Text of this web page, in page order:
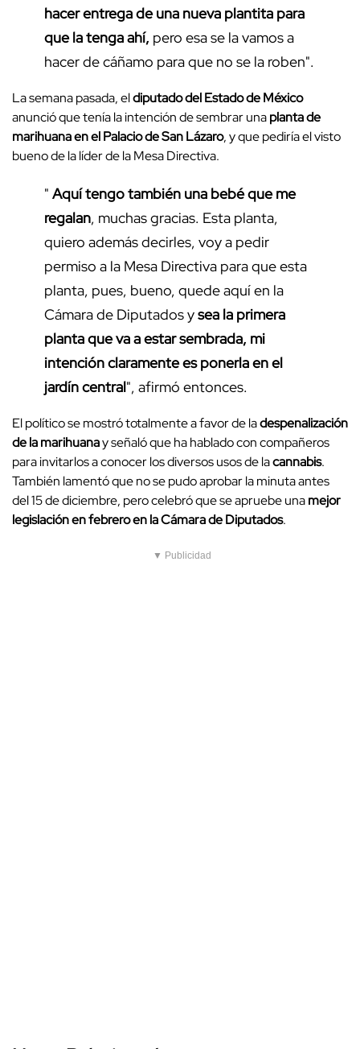
hacer entrega de una nueva plantita para
que la tenga ahí, pero esa se la vamos a
hacer de cáñamo para que no se la roben".
La semana pasada, eldiputado del Estado de México
anunció que tenía la intención de sembrar unaplanta de
marihuana en el Palacio de San Lázaro, y que pediría el visto
bueno de la líder de la Mesa Directiva.
" Aquí tengo también una bebé que me
regalan, muchas gracias. Esta planta,
quiero además decirles, voy a pedir
permiso a la Mesa Directiva para que esta
planta, pues, bueno, quede aquí en la
Cámara de Diputados ysea la primera
planta que va a estar sembrada, mi
intención claramente es ponerla en el
jardín central", afirmó entonces.
El político se mostró totalmente a favor de ladespenalización
de la marihuanay señaló que ha hablado con compañeros
para invitarlos a conocer los diversos usos de lacannabis.
También lamentó que no se pudo aprobar la minuta antes
del 15 de diciembre, pero celebró que se apruebe unamejor
legislación en febrero en la Cámara de Diputados.
▼ Publicidad